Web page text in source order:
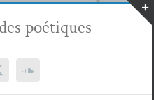
poétiques
SoundCloud